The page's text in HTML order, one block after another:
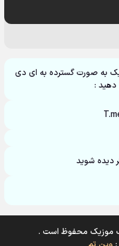
به صورت گسترده به ای دی
دهید :
دیده شوید
موزیک محفوظ است .